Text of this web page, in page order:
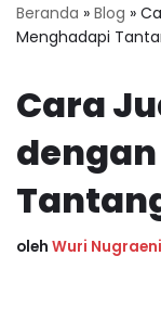
Beranda » Blog »
Menghadapi
Cara
oleh Wuri Nugraeni